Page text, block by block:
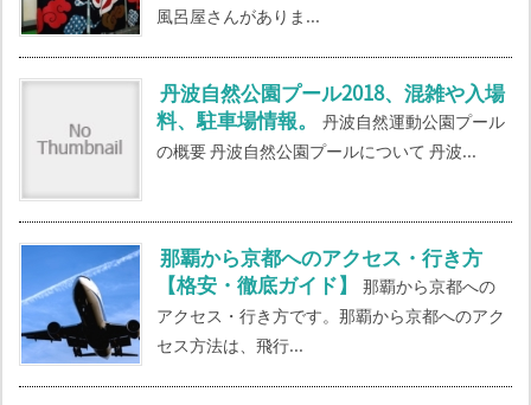
風呂屋さんがありま...
丹波自然公園プール2018、混雑や入場
料、駐車場情報。
丹波自然運動公園プール
の概要 丹波自然公園プールについて 丹波...
那覇から京都へのアクセス・行き方
【格安・徹底ガイド】
那覇から京都への
アクセス・行き方です。那覇から京都へのアク
セス方法は、飛行...